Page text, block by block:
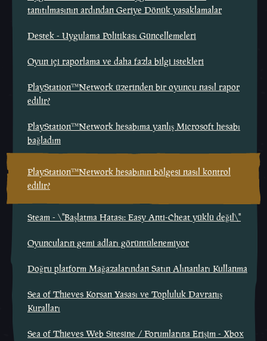
tanıtılmasının ardından Geriye Dönük yasaklamalar
Destek - Uygulama Politikası Güncellemeleri
Oyun içi raporlama ve daha fazla bilgi istekleri
PlayStation™Network üzerinden bir oyuncu nasıl rapor
edilir?
PlayStation™Network hesabıma yanlış Microsoft hesabı
bağladım
PlayStation™Network hesabının bölgesi nasıl kontrol
edilir?
Steam - \"Başlatma Hatası: Easy Anti-Cheat yüklü değil\"
Oyuncuların gemi adları görüntülenemiyor
Doğru platform Mağazalarından Satın Alınanları Kullanma
Sea of Thieves Korsan Yasası ve Topluluk Davranış
Kuralları
Sea of Thieves Web Sitesine / Forumlarına Erişim - Xbox